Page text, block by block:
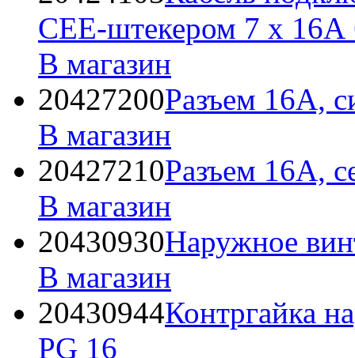
СЕЕ-штекером 7 х 16А
В магазин
20427200Разъем 16А,
В магазин
20427210Разъем 16А,
В магазин
20430930Наружное
В магазин
20430944Контргайка
PG 16